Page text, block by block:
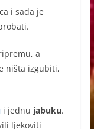
i sada je
a
ništa izgubiti,
i jednu jabuku.
ljekoviti